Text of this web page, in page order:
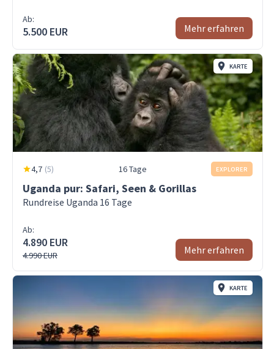
Ab:
5.500 EUR Mehr erfahren
KARTE
4,7 (5) 16 Tage EXPLORER
Uganda pur: Safari, Seen & Gorillas
Rundreise Uganda 16 Tage
Ab:
4.890 EUR
4.990 EUR Mehr erfahren
KARTE